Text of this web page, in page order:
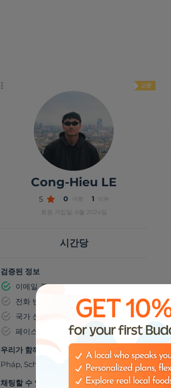
고문
Cong-Hieu LE
5 0 여행 1 리뷰
회원 가입일: 6월 2024일
시간당
검증된 정보
이메일 주소
전화 번호
국가 신분증 번호
페이스북
우리가 함께 갈 수 있는 곳들
Pháp, Schengen
채팅할 수 있어요